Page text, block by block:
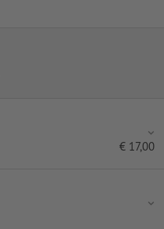
€ 17,00